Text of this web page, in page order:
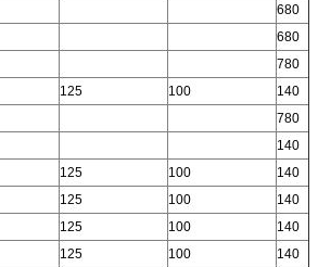
680
680
780
125 100
140
780
140
125 100
140
125 100
140
125 100
140
125 100
140